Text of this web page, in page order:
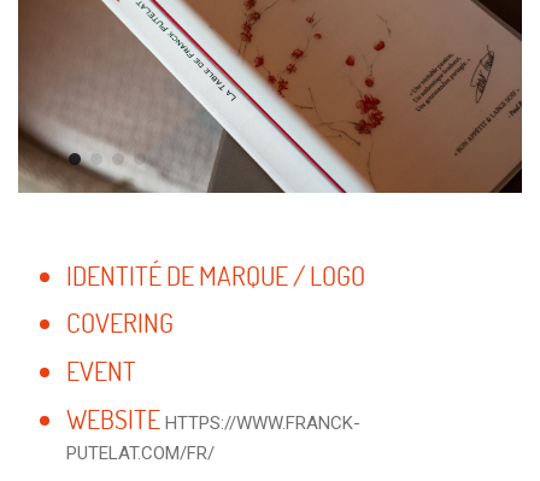
IDENTITÉ DE MARQUE / LOGO
COVERING
EVENT
WEBSITE HTTPS://WWW.FRANCK-
PUTELAT.COM/FR/